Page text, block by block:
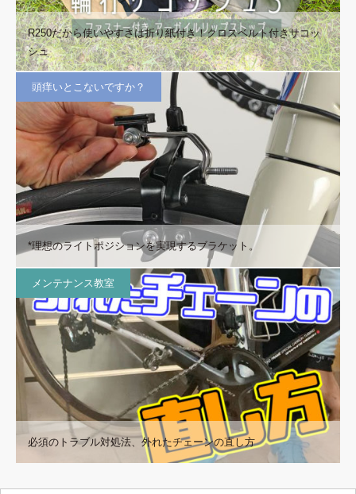
R250だから使いやすさは折り紙付き！クロスベルト付きサコッ
シュ
頭痒いとこないですか？
*理想のライトポジションを実現するブラケット。
メンテナンス教室
必須のトラブル対処法、外れたチェーンの直し方